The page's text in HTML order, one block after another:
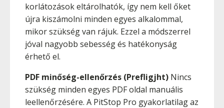
korlátozások eltárolhatók, így nem kell őket
újra kiszámolni minden egyes alkalommal,
mikor szükség van rájuk. Ezzel a módszerrel
jóval nagyobb sebesség és hatékonyság
érhető el.
PDF minőség-ellenőrzés (Prefligjht) Nincs
szükség minden egyes PDF oldal manuális
leellenőrzésére. A PitStop Pro gyakorlatilag az